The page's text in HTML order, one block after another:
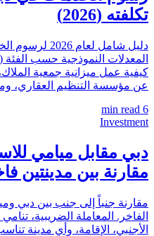
تكلفته (2026)
دليل شامل
كيفية عمل ميزانية جمعية
عن مؤسسة التنظيم العقاري،
6
Investment
مقارنة بين مدينتين
مقارنة جنباً إلى جنب بين دبي
الفاخر. المعاملة الضريبية،
الأجنبي، الإقامة، وأي مدينة